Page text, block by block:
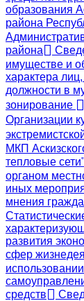
образования
района
района
имуществе и
характера
должности в
зонирование
Организации
МКП
тепловые сети"
органом
иных
мнения
развития
сфер
средств